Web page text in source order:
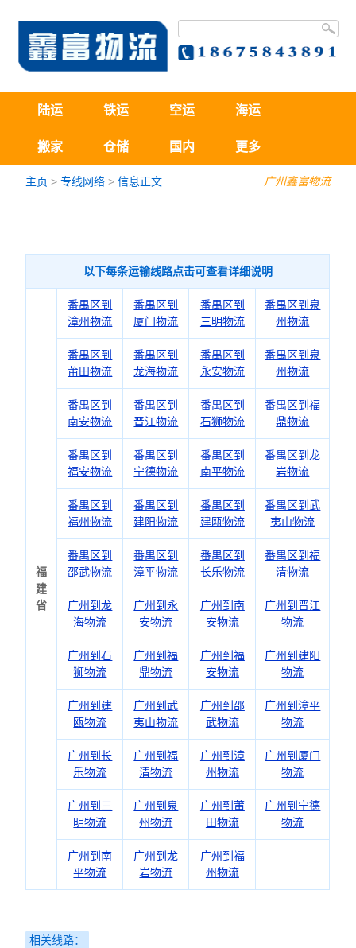
陆运 铁运 空运 海运
搬家 仓储 国内 更多
广州鑫富物流
主页 >专线网络 >信息正文
以下每条运输线路点击可查看详细说明
福
建
省
番禺区到
漳州物流
番禺区到
厦门物流
番禺区到
三明物流
番禺区到泉
州物流
番禺区到
莆田物流
番禺区到
龙海物流
番禺区到
永安物流
番禺区到泉
州物流
番禺区到
南安物流
番禺区到
晋江物流
番禺区到
石狮物流
番禺区到福
鼎物流
番禺区到
福安物流
番禺区到
宁德物流
番禺区到
南平物流
番禺区到龙
岩物流
番禺区到
福州物流
番禺区到
建阳物流
番禺区到
建瓯物流
番禺区到武
夷山物流
番禺区到
邵武物流
番禺区到
漳平物流
番禺区到
长乐物流
番禺区到福
清物流
广州到龙
海物流
广州到永
安物流
广州到南
安物流
广州到晋江
物流
广州到石
狮物流
广州到福
鼎物流
广州到福
安物流
广州到建阳
物流
广州到建
瓯物流
广州到武
夷山物流
广州到邵
武物流
广州到漳平
物流
广州到长
乐物流
广州到福
清物流
广州到漳
州物流
广州到厦门
物流
广州到三
明物流
广州到泉
州物流
广州到莆
田物流
广州到宁德
物流
广州到南
平物流
广州到龙
岩物流
广州到福
州物流
相关线路：